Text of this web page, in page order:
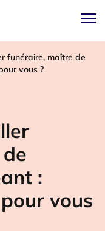
funéraire, maître de
vous ?
:
vous